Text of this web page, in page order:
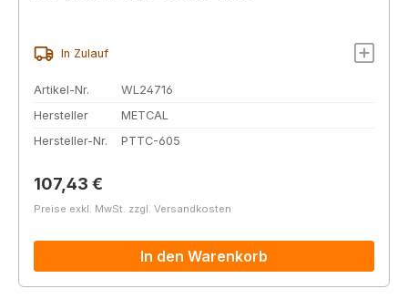
In Zulauf
Artikel-Nr.
WL24716
Hersteller
METCAL
Hersteller-Nr.
PTTC-605
Regulärer Preis:
107,43 €
Preise exkl. MwSt. zzgl. Versandkosten
In den Warenkorb